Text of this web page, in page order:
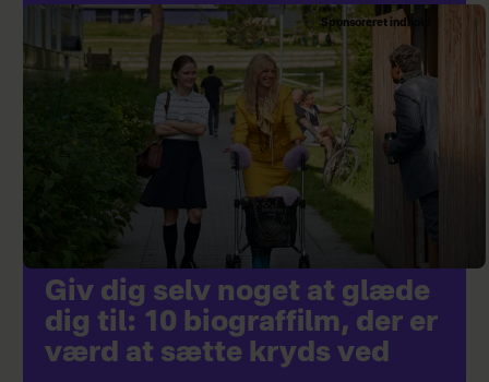
Sponsoreret indhold
Giv dig selv noget at glæde
dig til: 10 biograffilm, der er
værd at sætte kryds ved